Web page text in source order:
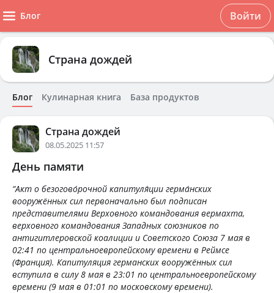
Блог Войти
Страна дождей
Блог Кулинарная книга База продуктов
Страна дождей
08.05.2025 11:57
День памяти
“Акт о безогово́рочной капитуля́ции герма́нских
вооружённых сил первоначально был подписан
представителями Верховного командования вермахта,
верховного командования Западных союзников по
антигитлеровской коалиции и Советского Союза 7 мая в
02:41 по центральноевропейскому времени в Реймсе
(Франция). Капитуляция германских вооружённых сил
вступила в силу 8 мая в 23:01 по центральноевропейскому
времени (9 мая в 01:01 по московскому времени).